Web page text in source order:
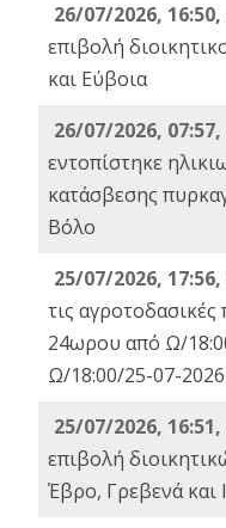
26/07/2026,
επιβολή
και Εύβοια
26/07/2026,
εντοπίστηκε
κατάσβεσης
Βόλο
25/07/2026,
τις αγροτοδασικές
24ωρου από Ω/
Ω/18:00/25-07-2026
25/07/2026,
επιβολή
Έβρο, Γρεβενά και